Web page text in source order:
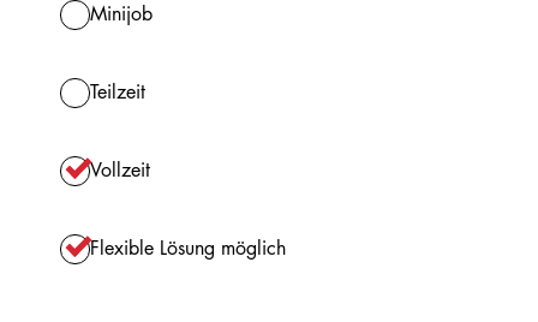
Minijob
Teilzeit
Vollzeit
Flexible Lösung möglich